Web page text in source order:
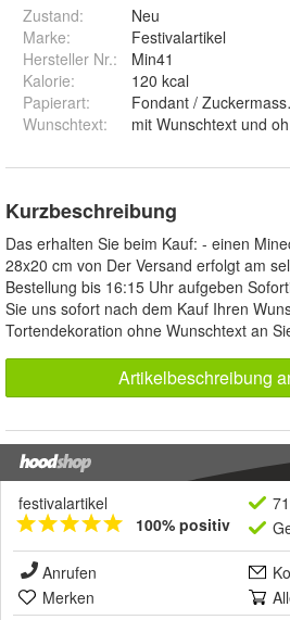
Zustand:
Neu
Marke:
Festivalartikel
Hersteller Nr.:
Min41
Kalorie:
120 kcal
Papierart:
Wunschtext: mit
Kurzbeschreibung
Das erhalten Sie beim Kauf: - einen
28x20 cm von Der Versand erfolgt am
Bestellung bis 16:15 Uhr aufgeben
Sie uns sofort nach dem Kauf Ihren
Tortendekoration ohne Wunschtext an
Artikelbeschreibung
festivalartikel
100% positiv
Anrufen
Merken